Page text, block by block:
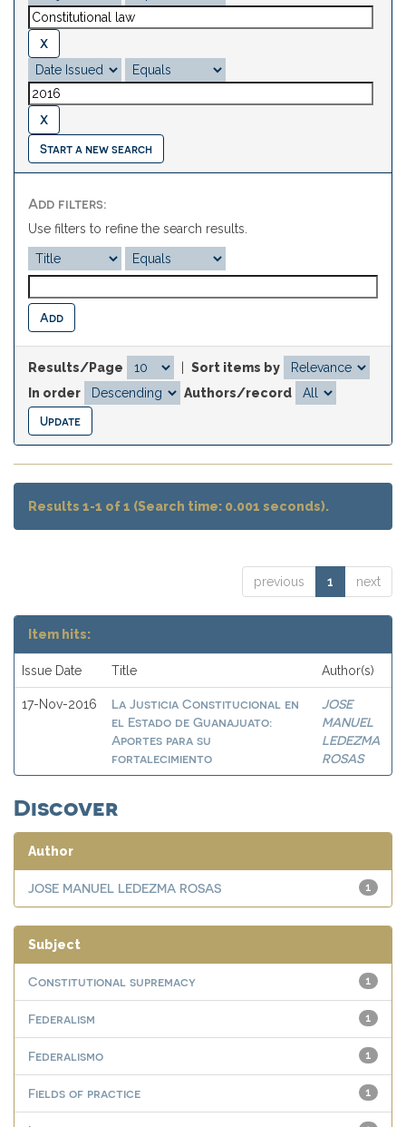
Start a new search
Add filters:
Use filters to refine the search results.
Results/Page
Sort items by
In order
Authors/record
Results 1-1 of 1 (Search time: 0.001 seconds).
previous 1 next
Item hits:
Issue Date Title Author(s)
17-Nov-2016
La Justicia Constitucional en
el Estado de Guanajuato:
Aportes para su
fortalecimiento
JOSE
MANUEL
LEDEZMA
ROSAS
Discover
Author
1
JOSE MANUEL LEDEZMA ROSAS
Subject
1
Constitutional supremacy
1
Federalism
1
Federalismo
1
Fields of practice